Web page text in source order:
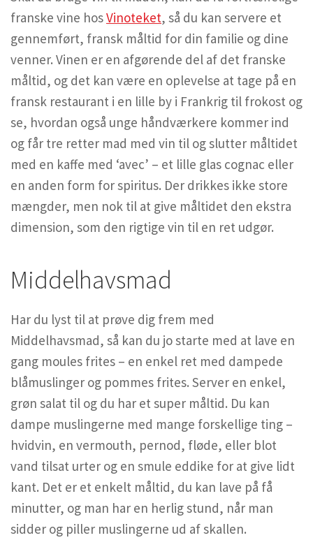
franske vine hosVinoteket, så du kan servere et
gennemført, fransk måltid for din familie og dine
venner. Vinen er en afgørende del af det franske
måltid, og det kan være en oplevelse at tage på en
fransk restaurant i en lille by i Frankrig til frokost og
se, hvordan også unge håndværkere kommer ind
og får tre retter mad med vin til og slutter måltidet
med en kaffe med ‘avec’ – et lille glas cognac eller
en anden form for spiritus. Der drikkes ikke store
mængder, men nok til at give måltidet den ekstra
dimension, som den rigtige vin til en ret udgør.
Middelhavsmad
Har du lyst til at prøve dig frem med
Middelhavsmad, så kan du jo starte med at lave en
gang moules frites – en enkel ret med dampede
blåmuslinger og pommes frites. Server en enkel,
grøn salat til og du har et super måltid. Du kan
dampe muslingerne med mange forskellige ting –
hvidvin, en vermouth, pernod, fløde, eller blot
vand tilsat urter og en smule eddike for at give lidt
kant. Det er et enkelt måltid, du kan lave på få
minutter, og man har en herlig stund, når man
sidder og piller muslingerne ud af skallen.